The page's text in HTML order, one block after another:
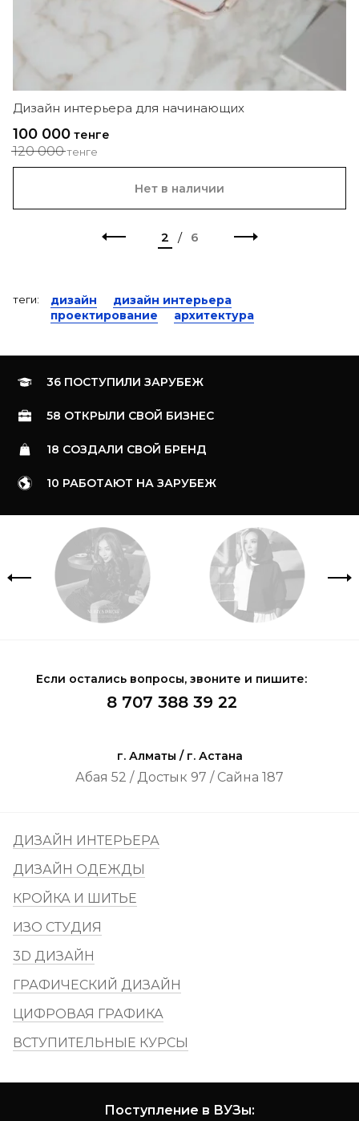
Дизайн интерьера для начинающих
120 000тенге
100 000 тенге
Нет в наличии
2 / 6
теги: дизайн
дизайн интерьера
проектирование
архитектура
36 ПОСТУПИЛИ ЗАРУБЕЖ
58 ОТКРЫЛИ СВОЙ БИЗНЕС
18 СОЗДАЛИ СВОЙ БРЕНД
10 РАБОТАЮТ НА ЗАРУБЕЖ
ДИЗАЙН ИНТЕРЬЕРА
ДИЗАЙН ОДЕЖДЫ
КРОЙКА И ШИТЬЕ
ИЗО СТУДИЯ
3D ДИЗАЙН
ГРАФИЧЕСКИЙ ДИЗАЙН
ЦИФРОВАЯ ГРАФИКА
ВСТУПИТЕЛЬНЫЕ КУРСЫ
Если остались вопросы, звоните и пишите:
8 707 388 39 22
г. Алматы / г. Астана
Абая 52 / Достык 97 / Сайна 187
Поступление в ВУЗы: